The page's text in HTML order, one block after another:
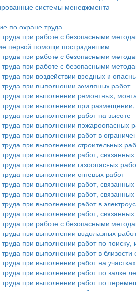
системы менеджмента
по охране труда
при работе с безопасными
первой помощи пострадавшим
при работе с безопасными
при работе с безопасными
при воздействии вредных и
при выполнении земляных работ
при выполнении ремонтных,
при выполнении при размещении,
при выполнении работ на высоте
при выполнении пожароопасных
при выполнении работ в
при выполнении строительных
при выполнении работ,
при выполнении газоопасных
при выполнении огневых работ
при выполнении работ,
при выполнении работ, связанных
при выполнении работ в
при выполнении работ,
при работе с безопасными
при выполнении водолазных работ
при выполнении работ по
при выполнении работ в
при выполнении работ на
при выполнении работ по валке
при выполнении работ по